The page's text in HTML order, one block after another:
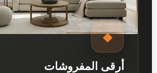
◆
أرقى المفروشات